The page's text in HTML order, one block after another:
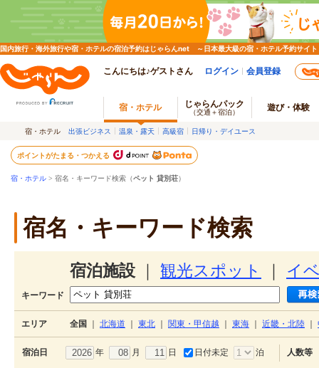
国内旅行・海外旅行や宿・ホテルの宿泊予約はじゃらんnet ～日本最大級の宿・ホテル予約サイト
こんにちは♪ゲストさん ログイン 会員登録
宿・ホテル じゃらんパック
（交通＋宿泊） 遊び・体験
宿・ホテル 出張ビジネス 温泉・露天 高級宿 日帰り・デイユース
ポイントがたまる・つかえる
宿・ホテル > 宿名・キーワード検索（ペット 貸別荘）
宿名・キーワード検索
宿泊施設 観光スポット イ
キーワード
エリア 全国 北海道 東北 関東・甲信越 東海 近畿・北陸
宿泊日 年 月 日 日付未定 泊 人数等